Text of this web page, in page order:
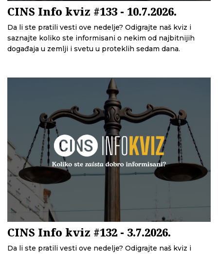
CINS Info kviz #133 - 10.7.2026.
Da li ste pratili vesti ove nedelje? Odigrajte naš kviz i
saznajte koliko ste informisani o nekim od najbitnijih
događaja u zemlji i svetu u proteklih sedam dana.
CINS Info kviz #132 - 3.7.2026.
Da li ste pratili vesti ove nedelje? Odigrajte naš kviz i